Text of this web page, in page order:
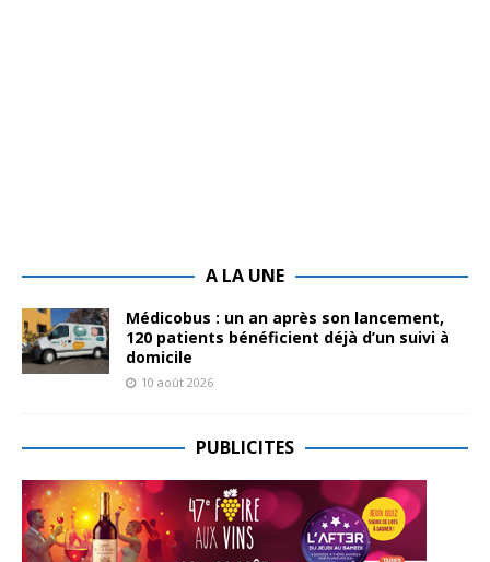
A LA UNE
Médicobus : un an après son lancement,
120 patients bénéficient déjà d’un suivi à
domicile
10 août 2026
PUBLICITES